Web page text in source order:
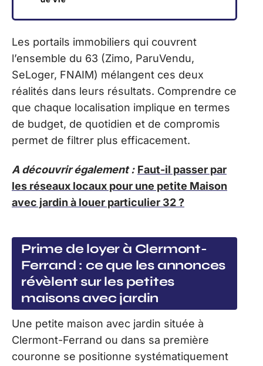
Les portails immobiliers qui couvrent
l’ensemble du 63 (Zimo, ParuVendu,
SeLoger, FNAIM) mélangent ces deux
réalités dans leurs résultats. Comprendre ce
que chaque localisation implique en termes
de budget, de quotidien et de compromis
permet de filtrer plus efficacement.
A découvrir également : Faut-il passer par
les réseaux locaux pour une petite Maison
avec jardin à louer particulier 32 ?
Prime de loyer à Clermont-
Ferrand : ce que les annonces
révèlent sur les petites
maisons avec jardin
Une petite maison avec jardin située à
Clermont-Ferrand ou dans sa première
couronne se positionne systématiquement